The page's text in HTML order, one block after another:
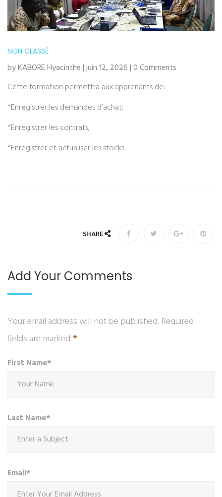
NON CLASSÉ
by KABORE Hyacinthe | juin 12, 2026 | 0 Comments
Cette formation permettra aux apprenants de:
*Enregistrer les demandes d’achat;
*Enregistrer les contrats;
*Enregistrer et actualiser les stocks.
SHARE
Add Your Comments
Your email address will not be published. Required
fields are marked *
First Name*
Last Name*
Email*